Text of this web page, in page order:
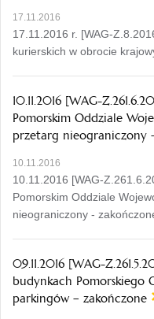
17.11.2016
17.11.2016 r. [WAG-
kurierskich w obrocie
10.11.2016 [WAG-
Pomorskim Oddziale
przetarg nieograniczony
10.11.2016
10.11.2016 [WAG-
Pomorskim Oddziale
nieograniczony -
09.11.2016 [WAG-
budynkach Pomorskiego
parkingów – zakończone